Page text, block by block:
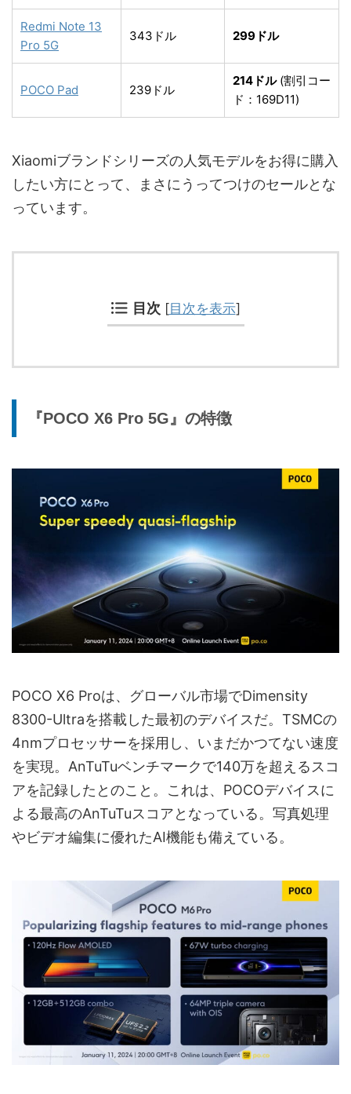
Redmi Note 13
Pro 5G
343ドル 299ドル
POCO Pad 239ドル
214ドル(割引コー
ド：169D11)
Xiaomiブランドシリーズの人気モデルをお得に購入
したい方にとって、まさにうってつけのセールとな
っています。
目次 [目次を表示]
『POCO X6 Pro 5G』の特徴
POCO X6 Proは、グローバル市場でDimensity
8300-Ultraを搭載した最初のデバイスだ。TSMCの
4nmプロセッサーを採用し、いまだかつてない速度
を実現。AnTuTuベンチマークで140万を超えるスコ
アを記録したとのこと。これは、POCOデバイスに
よる最高のAnTuTuスコアとなっている。写真処理
やビデオ編集に優れたAI機能も備えている。